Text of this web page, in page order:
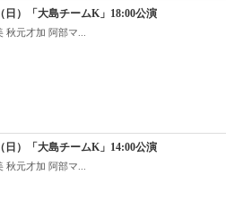
日）「大島チームK」18:00公演
秋元才加 阿部マ...
日）「大島チームK」14:00公演
秋元才加 阿部マ...